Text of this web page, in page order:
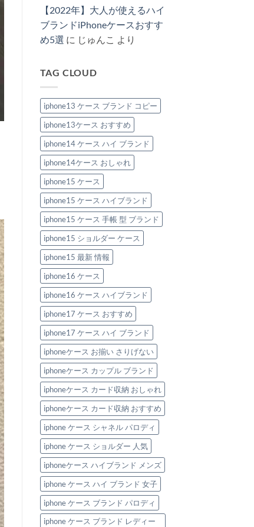
集
へ
の
特
へ
ー
ス
新
作
2026：
安
に“盛
れ
の
節
約
テ
ク
へ
の
楽
め
ハ
ン
ケ
ー
ス
お
す
す
め
6
選。
ペ
ア
で
持
ち
た
い
洗
練
デ
ザ
イ
ン！
へ
の
り
せ
【2022年】大人が使えるハイ
ブランドiPhoneケースおすす
め5選 に じゅんこ より
TAG CLOUD
iphone13 ケース ブランド コピー
iphone13ケース おすすめ
iphone14 ケース ハイ ブランド
iphone14ケース おしゃれ
iphone15 ケース
iphone15 ケース ハイブランド
iphone15 ケース 手帳 型 ブランド
iphone15 ショルダー ケース
iphone15 最新 情報
iphone16 ケース
iphone16 ケース ハイブランド
iphone17 ケース おすすめ
iphone17 ケース ハイ ブランド
iphoneケース お揃い さりげない
iphoneケース カップル ブランド
iphoneケース カード収納 おしゃれ
iphoneケース カード収納 おすすめ
iphone ケース シャネル パロディ
iphone ケース ショルダー 人気
iphoneケース ハイブランド メンズ
iphone ケース ハイ ブランド 女子
iphone ケース ブランド パロディ
iphone ケース ブランド レディー